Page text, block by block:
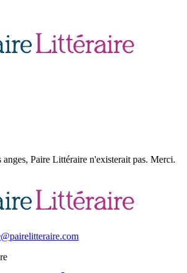
anges, Paire Littéraire n'existerait pas. Merci.